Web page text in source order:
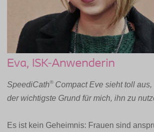
Eva, ISK-Anwenderin
SpeediCath®Compact Eve sieht toll aus,
der wichtigste Grund für mich, ihn zu
Es ist kein Geheimnis: Frauen sind